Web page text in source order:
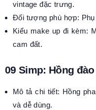
vintage đặc trưng.
Đối tượng phù hợp:
Kiểu make up đi kèm:
cam đất.
09 Simp: Hồng đào
Mô tả chi tiết: Hồng
và dễ dùng.